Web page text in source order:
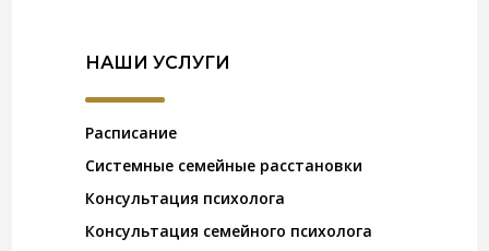
НАШИ УСЛУГИ
Расписание
Системные семейные расстановки
Консультация психолога
Консультация семейного психолога